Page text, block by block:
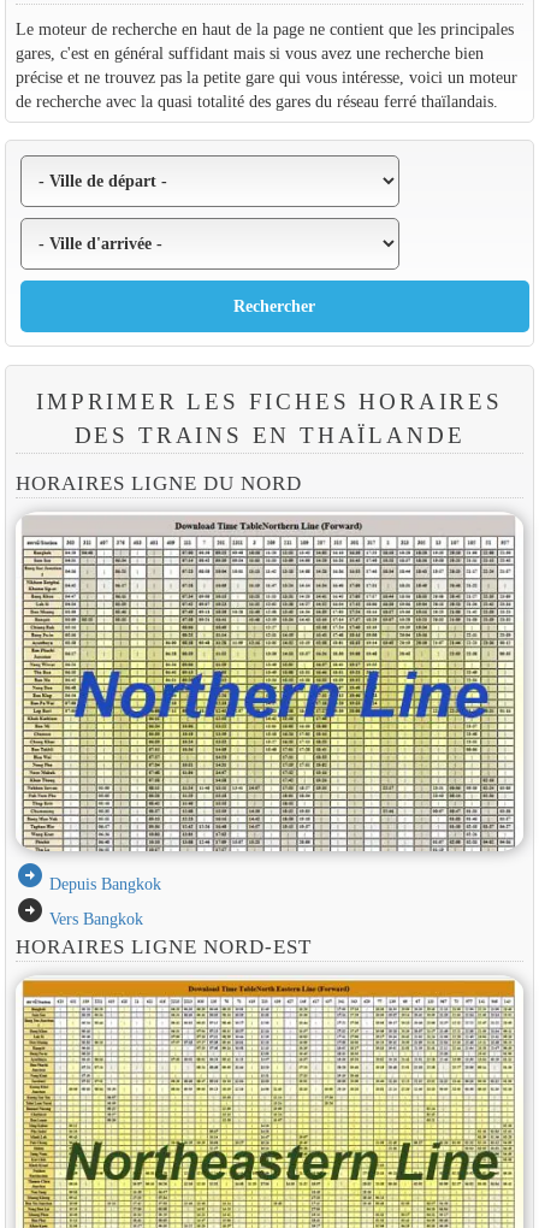
Le moteur de recherche en haut de la page ne contient que les principales
gares, c'est en général suffidant mais si vous avez une recherche bien
précise et ne trouvez pas la petite gare qui vous intéresse, voici un moteur
de recherche avec la quasi totalité des gares du réseau ferré thaïlandais.
IMPRIMER LES FICHES HORAIRES
DES TRAINS EN THAÏLANDE
HORAIRES LIGNE DU NORD
arrow_circle_right Depuis Bangkok
arrow_circle_right Vers Bangkok
HORAIRES LIGNE NORD-EST